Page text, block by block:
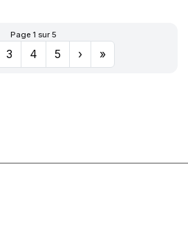
Page 1 sur 5
3 4 5 › »